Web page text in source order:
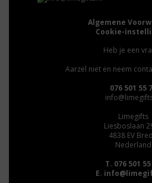
Algemene
Cookie-
Heb je een
Aarzel niet en neem
076 501 55
Limegifts
Liesboslaan
4838 EV
Nederland
T. 076 501
E.